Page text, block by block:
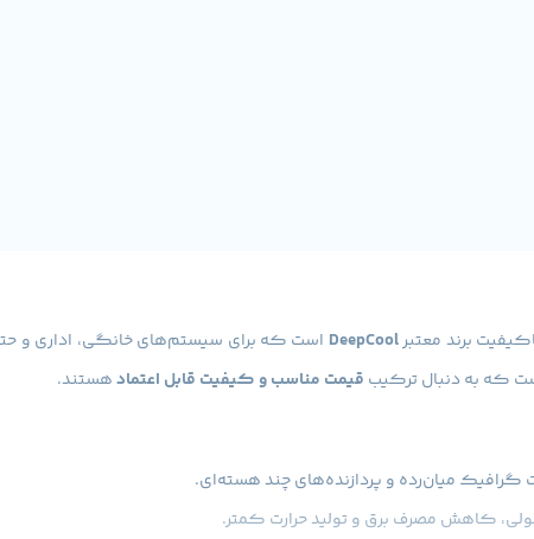
برند معتبرDeepCool است که برای سیستم‌های خانگی، اداری و
است که به دنبال ترکیب قیمت مناسب و کیفیت قابل اعتمادهستند.